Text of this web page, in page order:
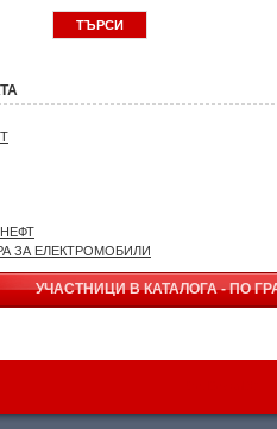
ЗА ЕЛЕКТРОМОБИЛИ
УЧАСТНИЦИ В КАТАЛОГА - ПО